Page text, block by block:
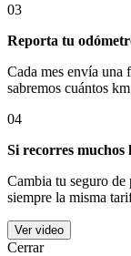
03
Reporta tu
Cada mes envía una
sabremos cuántos
04
Si recorres muchos
Cambia tu seguro
siempre la misma
Ver video
Cerrar